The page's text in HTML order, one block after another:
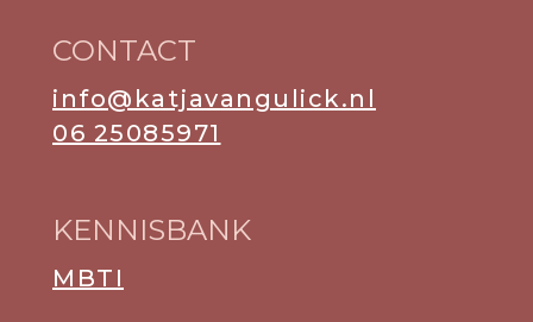
CONTACT
info@katjavangulick.nl
06 25085971
KENNISBANK
MBTI